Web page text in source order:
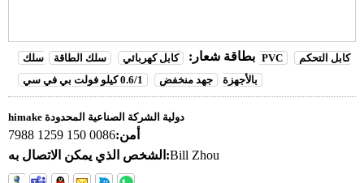
بطاقة شعار: كابل كهربائي سلك الطاقة سلك PVC
كابل التحكم
بالأجهزة
جهد منخفض 0.6/1 كيلو فولت بي في سي
himake دولية الشركة الصناعية المحدودة
أمن:0086 150 1259 7988
الشخص الذي يمكن الاتصال به:Bill Zhou